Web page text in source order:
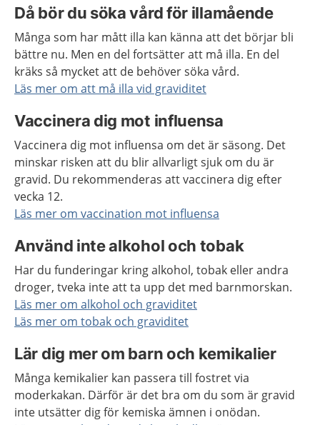
Då bör du söka vård för illamående
Många som har mått illa kan känna att det börjar bli
bättre nu. Men en del fortsätter att må illa. En del
kräks så mycket att de behöver söka vård.
Läs mer om att må illa vid graviditet
Vaccinera dig mot influensa
Vaccinera dig mot influensa om det är säsong. Det
minskar risken att du blir allvarligt sjuk om du är
gravid. Du rekommenderas att vaccinera dig efter
vecka 12.
Läs mer om vaccination mot influensa
Använd inte alkohol och tobak
Har du funderingar kring alkohol, tobak eller andra
droger, tveka inte att ta upp det med barnmorskan.
Läs mer om alkohol och graviditet
Läs mer om tobak och graviditet
Lär dig mer om barn och kemikalier
Många kemikalier kan passera till fostret via
moderkakan. Därför är det bra om du som är gravid
inte utsätter dig för kemiska ämnen i onödan.